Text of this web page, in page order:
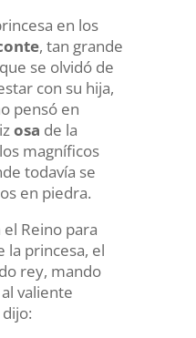
en los
, tan grande
se olvidó de
con su hija,
pensó en
osa de la
magníficos
todavía se
en piedra.
el Reino para
la princesa, el
rey, mando
valiente